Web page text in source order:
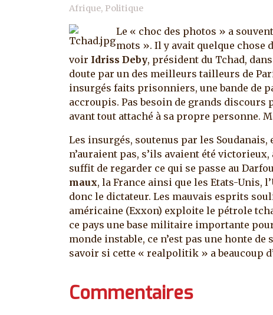
Afrique Politique
Le « choc des photos » a
mots ». Il y avait quelque chose
voir Idriss Deby, président du Tchad,
doute par un des meilleurs tailleurs de
insurgés faits prisonniers, une bande de
accroupis. Pas besoin de grands discours
avant tout attaché à sa propre personne.
Les insurgés, soutenus par les
n’auraient pas, s’ils avaient été
suffit de regarder ce qui se passe au
maux, la France ainsi que les Etats-Unis,
donc le dictateur. Les mauvais esprits
américaine (Exxon) exploite le pétrole
ce pays une base militaire importante
monde instable, ce n’est pas une honte
savoir si cette « realpolitik » a beaucoup
Commentaires